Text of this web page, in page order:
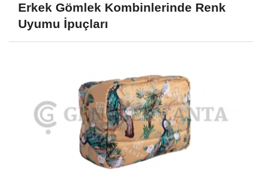
Erkek Gömlek Kombinlerinde Renk
Uyumu İpuçları